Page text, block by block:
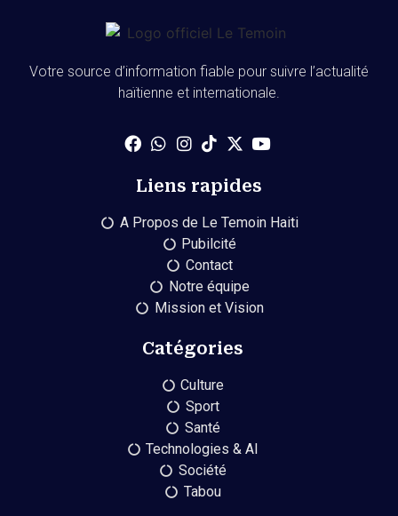
Votre source d’information fiable pour suivre l’actualité
haïtienne et internationale.
Liens rapides
A Propos de Le Temoin Haiti
Pubilcité
Contact
Notre équipe
Mission et Vision
Catégories
Culture
Sport
Santé
Technologies & AI
Société
Tabou